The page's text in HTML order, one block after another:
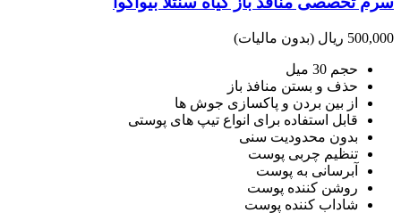
500,000 ریال (بدون مالیات)
حجم 30 میل
حذف و بستن منافذ باز
از بین بردن و پاکسازی جوش ها
قابل استفاده برای انواع تیپ های پوستی
بدون محدودیت سنی
تنظیم چربی پوست
آبرسانی به پوست
روشن کننده پوست
شاداب کننده پوست